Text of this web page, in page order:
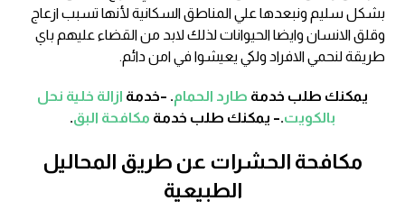
بشكل سليم ونبعدها علي المناطق السكانية لأنها تسبب ازعاج
وقلق الانسان وايضا الحيوانات لذلك لابد من القضاء عليهم باي
طريقة لنحمي الافراد ولكي يعيشوا في امن دائم.
يمكنك طلب خدمة طارد الحمام. –خدمة ازالة خلية نحل
بالكويت.– يمكنك طلب خدمة مكافحة البق.
مكافحة الحشرات عن طريق المحاليل
الطبيعية